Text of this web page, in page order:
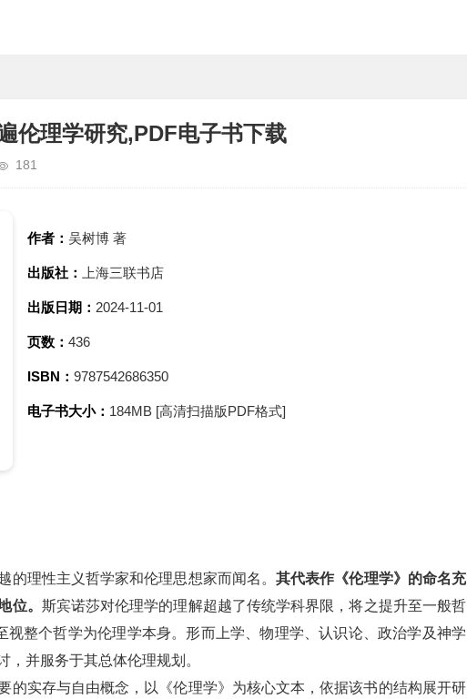
伦理学研究,PDF电子书下载
181
作者： 吴树博 著
出版社： 上海三联书店
出版日期： 2024-11-01
页数： 436
ISBN： 9787542686350
电子书大小： 184MB [高清扫描版PDF格式]
理性主义哲学家和伦理思想家而闻名。 其代表作《伦理学》的命名充
位。 斯宾诺莎对伦理学的理解超越了传统学科界限，将之提升至一般哲
视整个哲学为伦理学本身。形而上学、物理学、认识论、政治学及神学
并服务于其总体伦理规划。
的实存与自由概念，以《伦理学》为核心文本，依据该书的结构展开研